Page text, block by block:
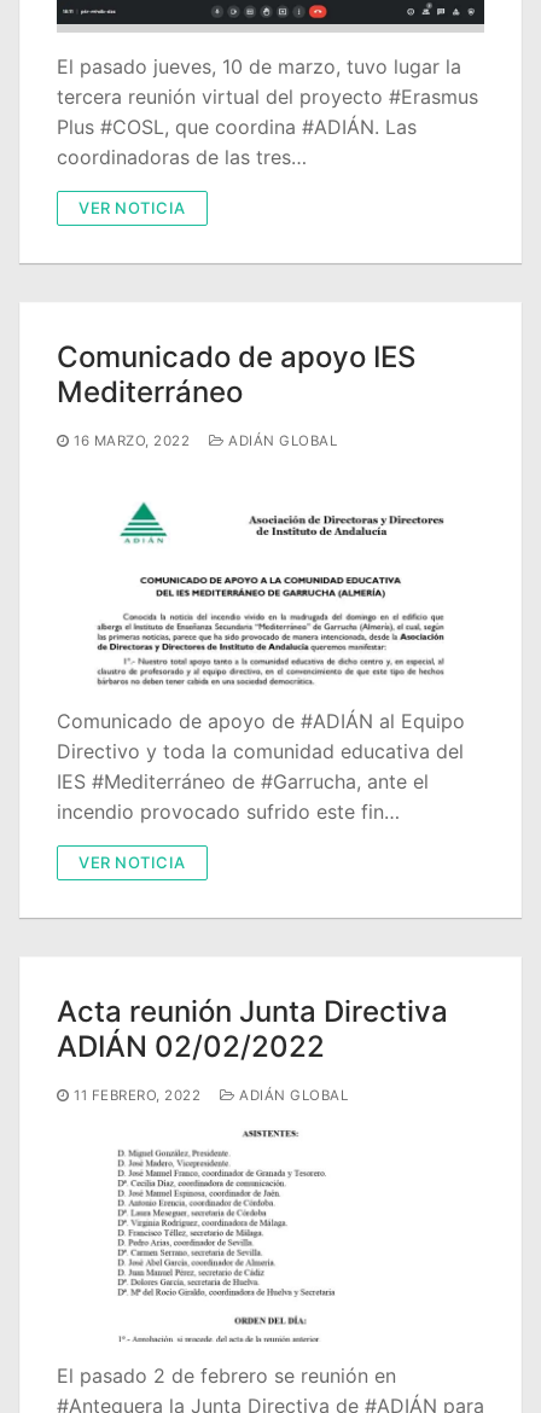
El pasado jueves, 10 de marzo, tuvo lugar la
tercera reunión virtual del proyecto #Erasmus
Plus #COSL, que coordina #ADIÁN. Las
coordinadoras de las tres…
VER NOTICIA
Comunicado de apoyo IES
Mediterráneo
16 MARZO, 2022 ADIÁN GLOBAL
Comunicado de apoyo de #ADIÁN al Equipo
Directivo y toda la comunidad educativa del
IES #Mediterráneo de #Garrucha, ante el
incendio provocado sufrido este fin…
VER NOTICIA
Acta reunión Junta Directiva
ADIÁN 02/02/2022
11 FEBRERO, 2022 ADIÁN GLOBAL
El pasado 2 de febrero se reunión en
#Antequera la Junta Directiva de #ADIÁN para